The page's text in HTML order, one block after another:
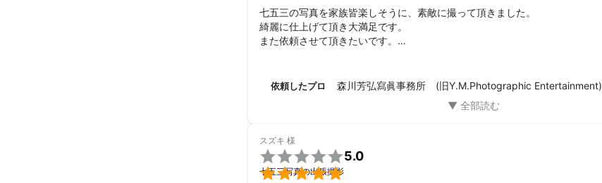
七五三の写真を家族皆楽しそうに、素敵に撮って頂きました。
綺麗に仕上げて頂き大満足です。
また依頼させて頂きたいです。
依頼したプロ 森川芳弘寫眞事務所 (旧Y.M.Photographic Entertainment)
スズキ 様


5.0
七五三写真の出張撮影